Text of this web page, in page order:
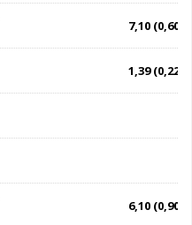
7,10 (0,60 -
1,39 (0,22 -
6,10 (0,90 -